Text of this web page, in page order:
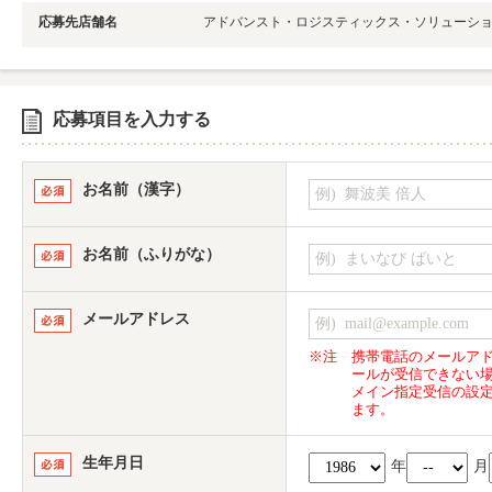
応募先店舗名 アドバンスト・ロジスティックス・ソリューシ
応募項目を入力する
お名前（漢字）
お名前（ふりがな）
メールアドレス
※注
携帯電話のメールア
ールが受信できない
メイン指定受信の設
ます。
生年月日 年 月